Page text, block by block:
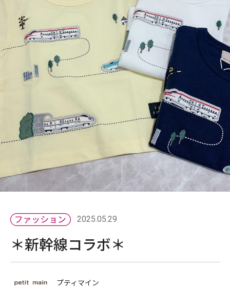
2025.05.29
＊新幹線コラボ＊
プティマイン